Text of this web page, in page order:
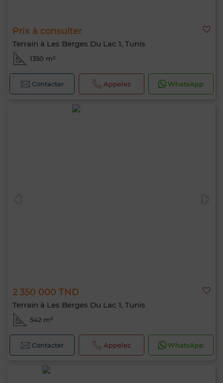
Prix à consulter
Terrain à Les Berges Du Lac 1, Tunis
1350 m²
Contacter Appelez WhatsApp
2 350 000 TND
Terrain à Les Berges Du Lac 1, Tunis
542 m²
Contacter Appelez WhatsApp
vous appliquer maintenant ?